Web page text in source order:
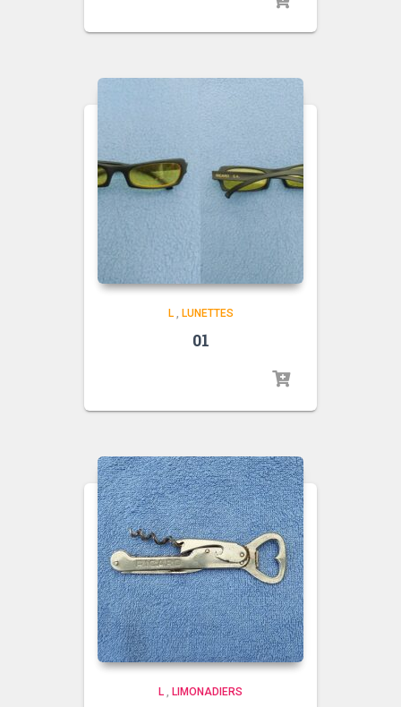
L, LUNETTES
01
L , LIMONADIERS